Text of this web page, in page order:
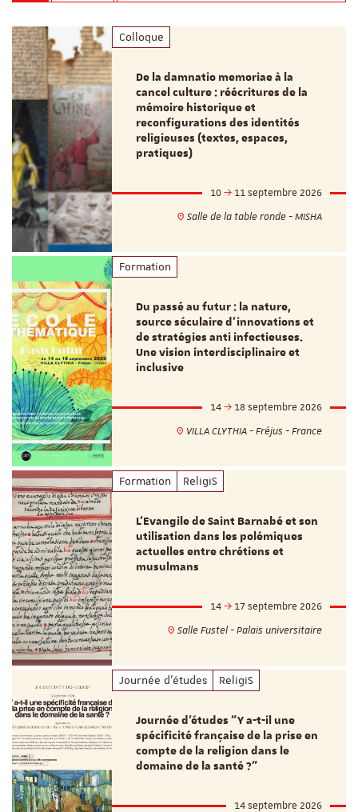
Colloque
De la damnatio memoriae à la
cancel culture : réécritures de la
mémoire historique et
reconfigurations des identités
religieuses (textes, espaces,
pratiques)
10
11 septembre 2026
Salle de la table ronde - MISHA
Formation
Du passé au futur : la nature,
source séculaire d’innovations et
de stratégies anti infectieuses.
Une vision interdisciplinaire et
inclusive
14
18 septembre 2026
VILLA CLYTHIA - Fréjus - France
Formation ReligiS
L’Evangile de Saint Barnabé et son
utilisation dans les polémiques
actuelles entre chrétiens et
musulmans
14
17 septembre 2026
Salle Fustel - Palais universitaire
Journée d'études ReligiS
Journée d’études "Y a-t-il une
spécificité française de la prise en
compte de la religion dans le
domaine de la santé ?"
14 septembre 2026